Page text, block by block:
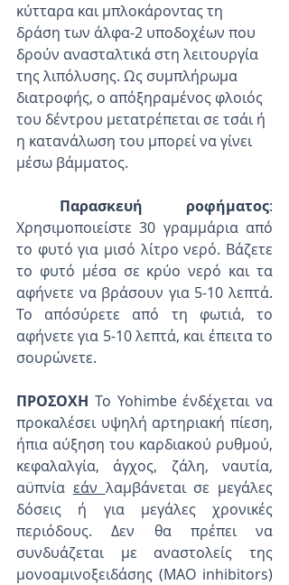
κύτταρα και μπλοκάροντας τη
δράση των άλφα-2 υποδοχέων που
δρούν ανασταλτικά στη λειτουργία
της λιπόλυσης. Ως συμπλήρωμα
διατροφής, ο απόξηραμένος φλοιός
του δέντρου μετατρέπεται σε τσάι ή
η κατανάλωση του μπορεί να γίνει
μέσω βάμματος.
Παρασκευή ροφήματος:
Χρησιμοποιείστε 30 γραμμάρια από
το φυτό για μισό λίτρο νερό. Βάζετε
το φυτό μέσα σε κρύο νερό και τα
αφήνετε να βράσουν για 5-10 λεπτά.
Το απόσύρετε από τη φωτιά, το
αφήνετε για 5-10 λεπτά, και έπειτα το
σουρώνετε.
ΠΡΟΣΟΧΗ Το Yohimbe ένδέχεται να
προκαλέσει υψηλή αρτηριακή πίεση,
ήπια αύξηση του καρδιακού ρυθμού,
κεφαλαλγία, άγχος, ζάλη, ναυτία,
αϋπνία εάν λαμβάνεται σε μεγάλες
δόσεις ή για μεγάλες χρονικές
περιόδους. Δεν θα πρέπει να
συνδυάζεται με αναστολείς της
μονοαμινοξειδάσης (ΜΑΟ inhibitors)